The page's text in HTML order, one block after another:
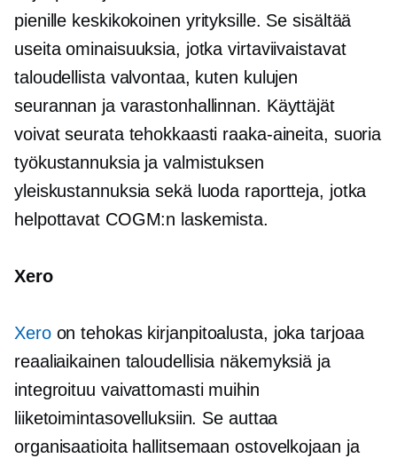
pienille keskikokoinen yrityksille. Se sisältää
useita ominaisuuksia, jotka virtaviivaistavat
taloudellista valvontaa, kuten kulujen
seurannan ja varastonhallinnan. Käyttäjät
voivat seurata tehokkaasti raaka-aineita, suoria
työkustannuksia ja valmistuksen
yleiskustannuksia sekä luoda raportteja, jotka
helpottavat COGM:n laskemista.
Xero
Xeroon tehokas kirjanpitoalusta, joka tarjoaa
reaaliaikainen taloudellisia näkemyksiä ja
integroituu vaivattomasti muihin
liiketoimintasovelluksiin. Se auttaa
organisaatioita hallitsemaan ostovelkojaan ja